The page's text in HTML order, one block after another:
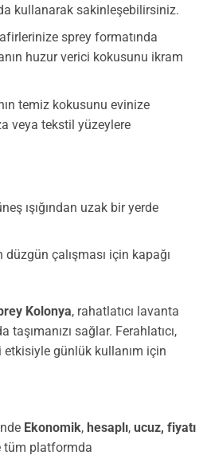
kullanarak sakinleşebilirsiniz.
sprey formatında
huzur verici kokusunu ikram
temiz kokusunu evinize
veya tekstil yüzeylere
ışığından uzak bir yerde
düzgün çalışması için kapağı
Kolonya, rahatlatıcı lavanta
taşımanızı sağlar. Ferahlatıcı,
günlük kullanım için
Ekonomik, hesaplı, ucuz, fiyatı
tüm platformda